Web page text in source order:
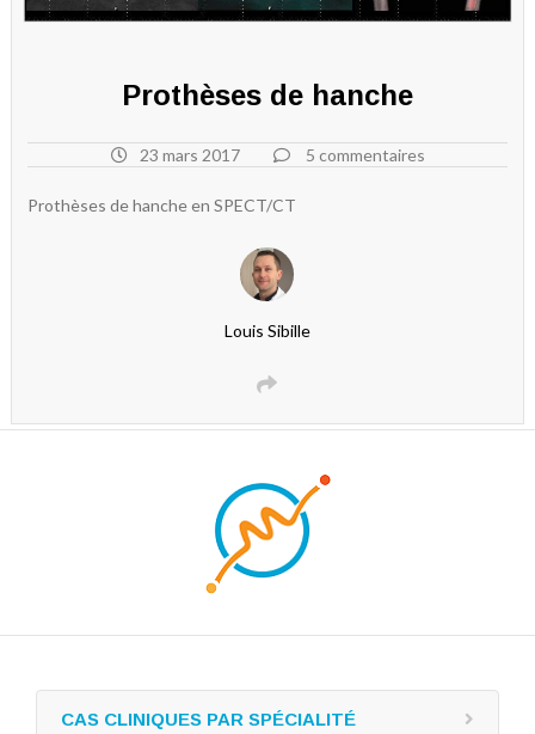
Prothèses de hanche
23 mars 2017 5 commentaires
Prothèses de hanche en SPECT/CT
Louis Sibille
CAS CLINIQUES PAR SPÉCIALITÉ